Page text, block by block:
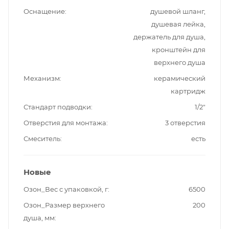
Оснащение
душевой шланг,
душевая лейка,
держатель для душа,
кронштейн для
верхнего душа
Механизм
керамический
картридж
Стандарт подводки
1/2"
Отверстия для монтажа
3 отверстия
Смеситель
есть
Новые
Озон_Вес с упаковкой, г
6500
Озон_Размер верхнего
душа, мм
200